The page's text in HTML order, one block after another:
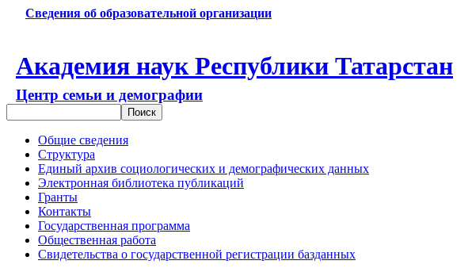
Сведения об образовательной организации
Академия наук Республики Татарстан
Центр семьи и демографии
Общие сведения
Структура
Единый архив социологических и демографических данных
Электронная библиотека публикаций
Гранты
Контакты
Государственная программа
Общественная работа
Свидетельства о государственной регистрации базданных